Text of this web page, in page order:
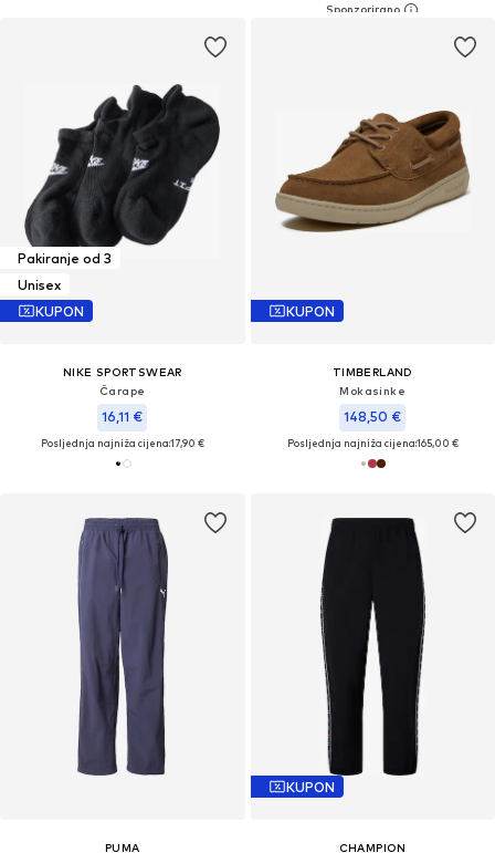
Pakiranje od 3
Unisex
KUPON
NIKE SPORTSWEAR
Čarape
16,11 €
Posljednja najniža cijena:17,90 €
KUPON
TIMBERLAND
Mokasinke
148,50 €
Posljednja najniža cijena:165,00 €
PUMA
KUPON
CHAMPION